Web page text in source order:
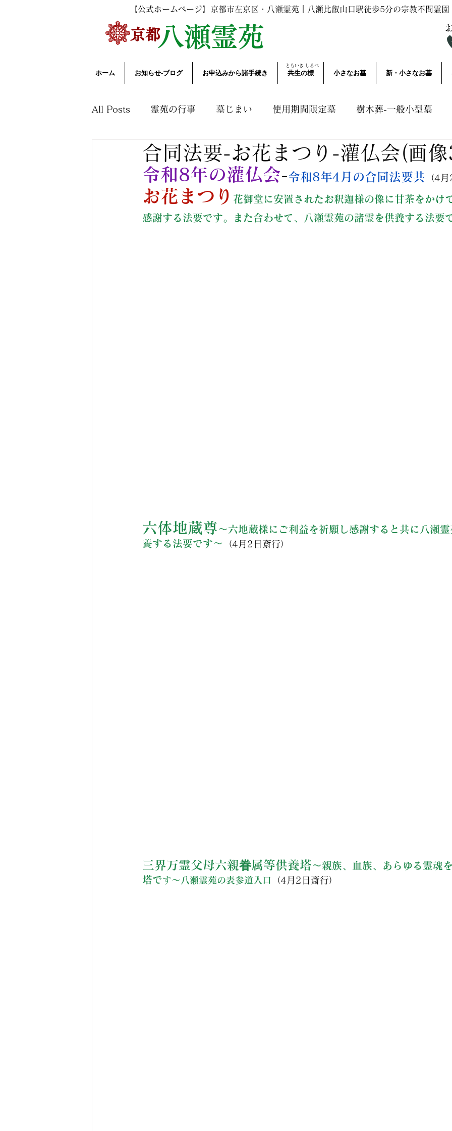
​京都​八瀬霊苑
ホーム お知らせ-ブログ お申込みから諸手続き 共生の標 小さなお墓 新・小さなお墓
ともいき​ しるべ
【公式ホームページ】京都市左京区・八瀬霊苑｜ 八瀬比叡山口駅徒歩5分の宗教不問霊
All Posts 霊苑の行事 墓じまい 使用期間限定墓 樹木葬-一般小型墓
花木園と自然 法要について 諸手続き・業務連絡 その他お知らせ
合同法要-お花まつり-灌仏会(画
令和8年の灌仏会-令和8年4月の合同法要共 （4
お花まつり 花御堂に安置されたお釈迦様の像に甘茶をかけ
感謝する法要です。また合わせて、
八瀬霊苑の諸霊を供養する法要
六体地蔵尊～六地蔵様にご利益を祈願し感謝すると共に八瀬
養する法要です～
（4月2日斎行）
三界万霊父母六親眷属等供養塔～親族、血族、あらゆる霊魂
塔です～八瀬霊苑の表参道入口 （4月2日斎行）